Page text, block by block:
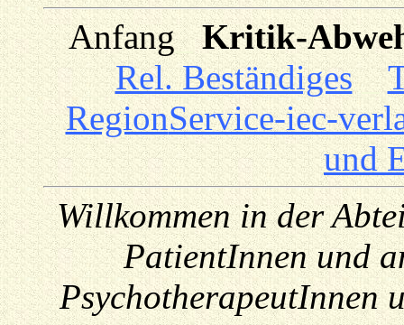
Anfang_Kritik-
Rel. Beständiges _
RegionService-iec-
und
Willkommen in der
PatientInnen und
PsychotherapeutInnen